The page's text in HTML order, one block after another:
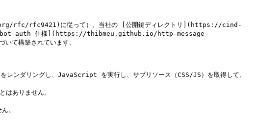
rfc/rfc9421)に従って）。当社の [公開鍵ディレクトリ](https://cind-
bot-auth 仕様](https://thibmeu.github.io/http-message-
構築されています。
ンダリングし、JavaScript を実行し、サブリソース（CSS/JS）を取得して、
ありません。
。